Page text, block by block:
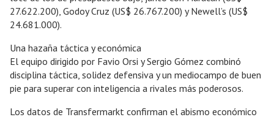
27.622.200), Godoy Cruz (US$ 26.767.200) y Newell’s (US$
24.681.000).
Una hazaña táctica y económica
El equipo dirigido por Favio Orsi y Sergio Gómez combinó
disciplina táctica, solidez defensiva y un mediocampo de buen
pie para superar con inteligencia a rivales más poderosos.
Los datos de Transfermarkt confirman el abismo económico